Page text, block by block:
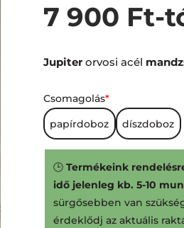
7 900 Ft-
Jupiterorvosi acél
*
Csomagolás
papírdoboz
díszdoboz
🕒Termékeink
idő jelenleg kb. 5-10
sürgősebben van
érdeklődj az aktuális